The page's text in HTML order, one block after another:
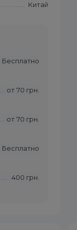
Китай
Бесплатно
от 70 грн.
от 70 грн.
Бесплатно
400 грн.